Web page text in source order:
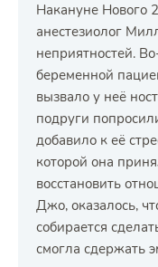
Накануне Нового
анестезиолог
неприятностей.
беременной
вызвало у неё
подруги
добавило к её
которой она
восстановить
Джо, оказалось,
собирается
смогла сдержать